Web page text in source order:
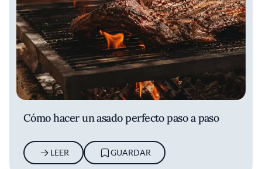
Cómo hacer un asado perfecto paso a paso
LEER GUARDAR